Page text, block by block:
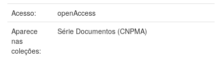
Acesso:
openAccess
Aparece
nas
coleções:
Série Documentos (CNPMA)